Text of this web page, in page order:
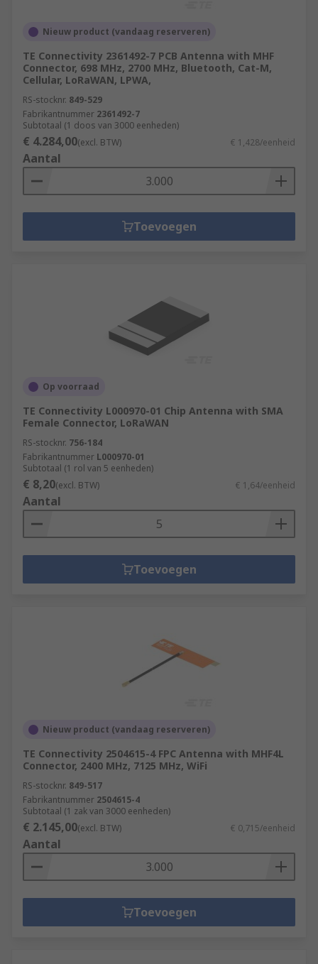
Nieuw product (vandaag reserveren)
TE Connectivity 2361492-7 PCB Antenna with MHF
Connector, 698 MHz, 2700 MHz, Bluetooth, Cat-M,
Cellular, LoRaWAN, LPWA,
RS-stocknr. 849-529
Fabrikantnummer 2361492-7
Subtotaal (1 doos van 3000 eenheden)
€ 4.284,00(excl. BTW) € 1,428/eenheid
Aantal
Toevoegen
Op voorraad
TE Connectivity L000970-01 Chip Antenna with SMA
Female Connector, LoRaWAN
RS-stocknr. 756-184
Fabrikantnummer L000970-01
Subtotaal (1 rol van 5 eenheden)
€ 8,20(excl. BTW) € 1,64/eenheid
Aantal
Toevoegen
Nieuw product (vandaag reserveren)
TE Connectivity 2504615-4 FPC Antenna with MHF4L
Connector, 2400 MHz, 7125 MHz, WiFi
RS-stocknr. 849-517
Fabrikantnummer 2504615-4
Subtotaal (1 zak van 3000 eenheden)
€ 2.145,00(excl. BTW) € 0,715/eenheid
Aantal
Toevoegen